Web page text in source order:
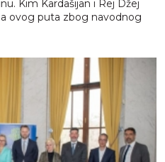
zapravo nije nestala –
ovog puta zbog navodnog